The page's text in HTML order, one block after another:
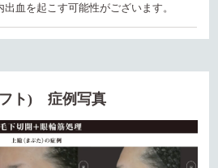
出血を起こす可能性がございます。
ト) 症例写真